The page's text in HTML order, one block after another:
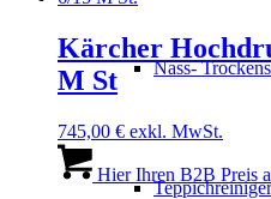
Nass-
Teppichreiniger
Kärcher
M St
745,00 € exkl. MwSt.
Hier Ihren B2B Preis